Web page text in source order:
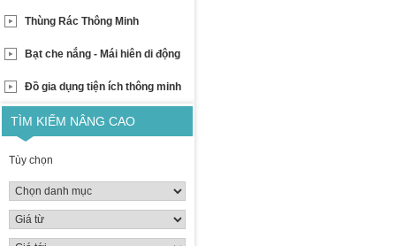
Thùng Rác Thông Minh
Bạt che nắng - Mái hiên di động
Đồ gia dụng tiện ích thông minh
TÌM KIẾM NÂNG CAO
Tùy chọn